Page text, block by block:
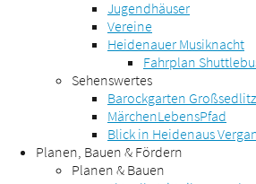
Jugendhäuser
Vereine
Heidenauer Musiknacht
Fahrplan
Sehenswertes
Barockgarten Großsedlitz
MärchenLebensPfad
Blick in Heidenaus
Planen, Bauen & Fördern
Planen & Bauen